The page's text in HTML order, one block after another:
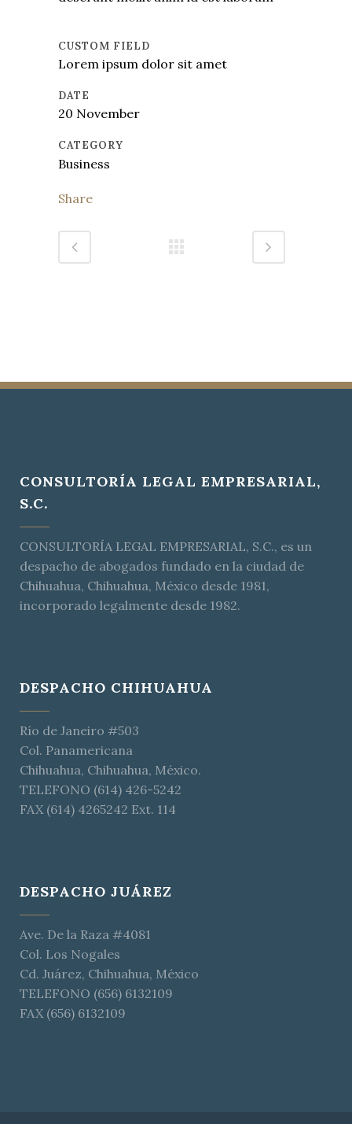
CUSTOM FIELD
Lorem ipsum dolor sit amet
DATE
20 November
CATEGORY
Business
Share
CONSULTORÍA LEGAL EMPRESARIAL,
S.C.
CONSULTORÍA LEGAL EMPRESARIAL, S.C., es un
despacho de abogados fundado en la ciudad de
Chihuahua, Chihuahua, México desde 1981,
incorporado legalmente desde 1982.
DESPACHO CHIHUAHUA
Río de Janeiro #503
Col. Panamericana
Chihuahua, Chihuahua, México.
TELEFONO (614) 426-5242
FAX (614) 4265242 Ext. 114
DESPACHO JUÁREZ
Ave. De la Raza #4081
Col. Los Nogales
Cd. Juárez, Chihuahua, México
TELEFONO (656) 6132109
FAX (656) 6132109